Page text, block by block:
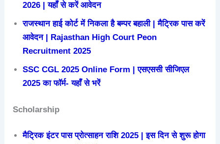
2026 | यहाँ से करें आवेदन
राजस्थान हाई कोर्ट में निकला है बम्पर बहाली | मैट्रिक पास करें
आवेदन | Rajasthan High Court Peon
Recruitment 2025
SSC CGL 2025 Online Form | एसएससी सीजिएल
2025 का फॉर्म- यहाँ से भरें
Scholarship
मैट्रिक इंटर पास प्रोत्साहन राशि 2025 | इस दिन से शुरू होगा